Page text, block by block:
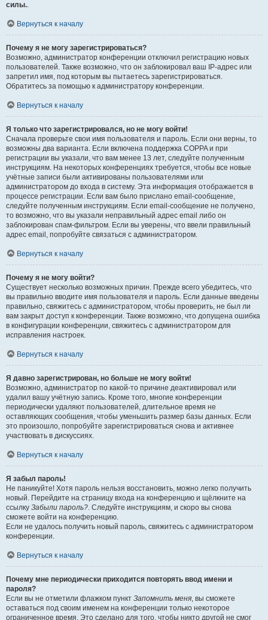
силы..
Вернуться к началу
Почему я не могу зарегистрироваться?
Возможно, администратор конференции отключил регистрацию новых
пользователей. Также возможно, что он заблокировал ваш IP-адрес или
запретил имя, под которым вы пытаетесь зарегистрироваться.
Обратитесь за помощью к администратору конференции.
Вернуться к началу
Я только что зарегистрировался, но не могу войти!
Сначала проверьте свои имя пользователя и пароль. Если они верны, то
возможны два варианта. Если включена поддержка COPPA и при
регистрации вы указали, что вам менее 13 лет, следуйте полученным
инструкциям. На некоторых конференциях требуется, чтобы все новые
учётные записи были активированы пользователями или
администратором до входа в систему. Эта информация отображается в
процессе регистрации. Если вам было прислано email-сообщение,
следуйте полученным инструкциям. Если email-сообщение не получено,
то возможно, что вы указали неправильный адрес email либо он
заблокирован спам-фильтром. Если вы уверены, что ввели правильный
адрес email, попробуйте связаться с администратором.
Вернуться к началу
Почему я не могу войти?
Существует несколько возможных причин. Прежде всего убедитесь, что
вы правильно вводите имя пользователя и пароль. Если данные введены
правильно, свяжитесь с администратором, чтобы проверить, не был ли
вам закрыт доступ к конференции. Также возможно, что допущена ошибка
в конфигурации конференции, свяжитесь с администратором для
исправления настроек.
Вернуться к началу
Я давно зарегистрирован, но больше не могу войти!
Возможно, администратор по какой-то причине деактивировал или
удалил вашу учётную запись. Кроме того, многие конференции
периодически удаляют пользователей, длительное время не
оставляющих сообщения, чтобы уменьшить размер базы данных. Если
это произошло, попробуйте зарегистрироваться снова и активнее
участвовать в дискуссиях.
Вернуться к началу
Я забыл пароль!
Не паникуйте! Хотя пароль нельзя восстановить, можно легко получить
новый. Перейдите на страницу входа на конференцию и щёлкните на
ссылку Забыли пароль?. Следуйте инструкциям, и скоро вы снова
сможете войти на конференцию.
Если не удалось получить новый пароль, свяжитесь с администратором
конференции.
Вернуться к началу
Почему мне периодически приходится повторять ввод имени и
пароля?
Если вы не отметили флажком пункт Запомнить меня, вы сможете
оставаться под своим именем на конференции только некоторое
ограниченное время. Это сделано для того, чтобы никто другой не смог